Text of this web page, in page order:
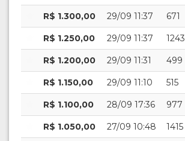
R$ 1.300,00 29/09 11:37 671
R$ 1.250,00 29/09 11:37 1243
R$ 1.200,00 29/09 11:31 499
R$ 1.150,00 29/09 11:10 515
R$ 1.100,00 28/09 17:36 977
R$ 1.050,00 27/09 10:48 1415